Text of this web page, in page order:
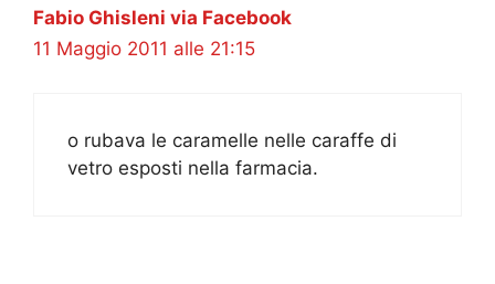
Fabio Ghisleni via Facebook
11 Maggio 2011 alle 21:15
o rubava le caramelle nelle caraffe di
vetro esposti nella farmacia.